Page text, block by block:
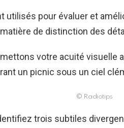
utilisés pour évaluer et
de distinction des
votre acuité visuelle
un picnic sous un ciel
© Radiotips
trois subtiles